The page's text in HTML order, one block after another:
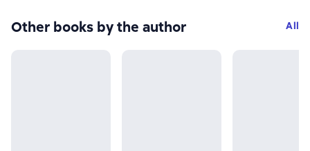
Other books by the author All